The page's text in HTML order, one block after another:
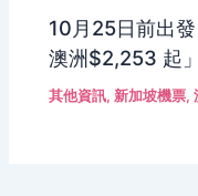
10月25日前出
澳洲$2,253 起」
其他資訊,新加坡機票,